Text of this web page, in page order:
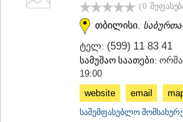
(0
თბილისი.
ტელ: (599) 11 83 41
სამუშაო საათები:
19:00
website
email
საშემფასებლო